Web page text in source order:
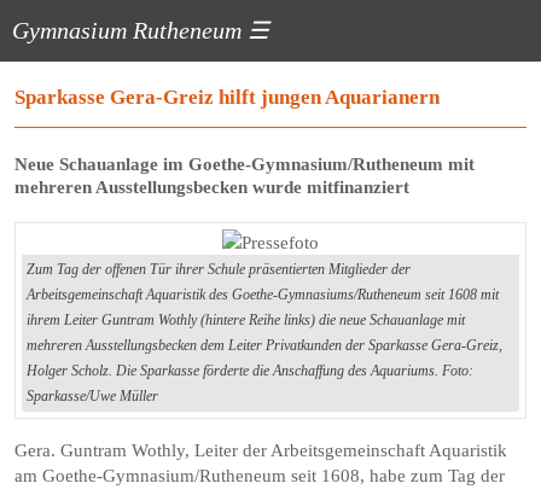
Gymnasium Rutheneum ☰
Sparkasse Gera-Greiz hilft jungen Aquarianern
Neue Schauanlage im Goethe-Gymnasium/Rutheneum mit
mehreren Ausstellungsbecken wurde mitfinanziert
Zum Tag der offenen Tür ihrer Schule präsentierten Mitglieder der
Arbeitsgemeinschaft Aquaristik des Goethe-Gymnasiums/Rutheneum seit 1608 mit
ihrem Leiter Guntram ­Wothly (hintere Reihe links) die neue Schauanlage mit
mehreren Ausstellungsbecken dem Leiter Privatkunden der Sparkasse Gera-Greiz,
Holger Scholz. Die Sparkasse förderte die Anschaffung des Aquariums. Foto:
Sparkasse/Uwe Müller
Gera. Guntram Wothly, Leiter der Arbeitsgemeinschaft Aquaristik
am Goethe-Gymnasium/Rutheneum seit 1608, habe zum Tag der